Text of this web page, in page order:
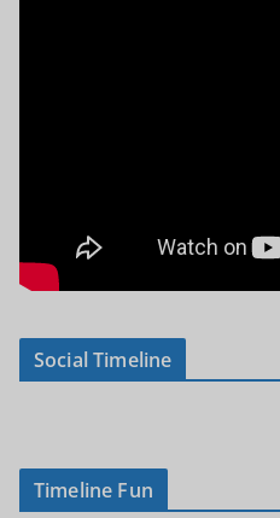
Social Timeline
Timeline Fun